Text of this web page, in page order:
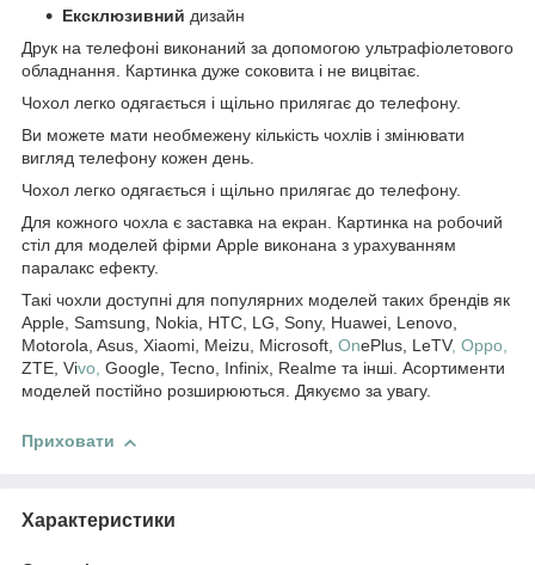
Ексклюзивний дизайн
Друк на телефоні виконаний за допомогою ультрафіолетового
обладнання. Картинка дуже соковита і не вицвітає.
Чохол легко одягається і щільно прилягає до телефону.
Ви можете мати необмежену кількість чохлів і змінювати
вигляд телефону кожен день.
Чохол легко одягається і щільно прилягає до телефону.
Для кожного чохла є заставка на екран. Картинка на робочий
стіл для моделей фірми Apple виконана з урахуванням
паралакс ефекту.
Такі чохли доступні для популярних моделей таких брендів як
Apple, Samsung, Nokia, HTC, LG, Sony, Huawei, Lenovo,
Motorola, Asus, Xiaomi, Meizu, Microsoft, OnePlus, LeTV, Oppo,
ZTE, Vivo, Google, Tecno, Infinix, Realme та інші. Асортименти
моделей постійно розширюються. Дякуємо за увагу.
Приховати
Характеристики